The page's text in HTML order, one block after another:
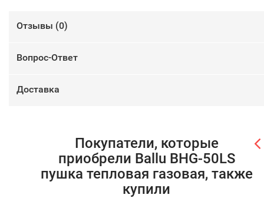
Отзывы (0)
Вопрос-Ответ
Доставка
Покупатели, которые
приобрели Ballu BHG-50LS
пушка тепловая газовая, также
купили